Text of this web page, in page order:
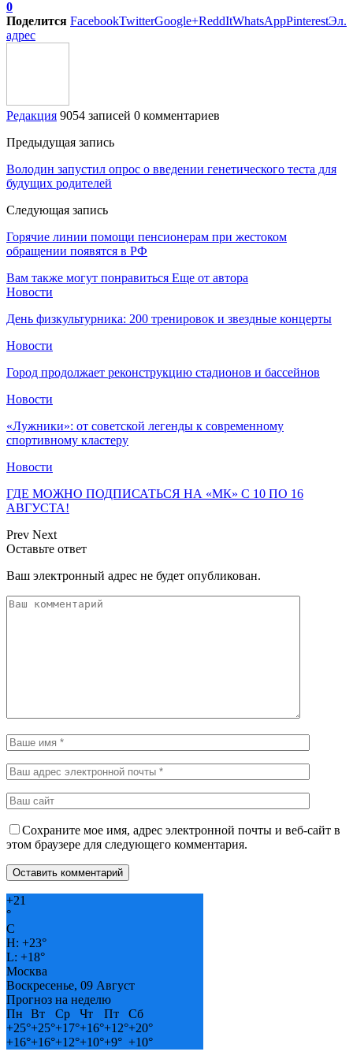
0
Поделится FacebookTwitterGoogle+ReddItWhatsAppPinterestЭл.
адрес
Редакция 9054 записей 0 комментариев
Предыдущая запись
Володин запустил опрос о введении генетического теста для
будущих родителей
Следующая запись
Горячие линии помощи пенсионерам при жестоком
обращении появятся в РФ
Вам также могут понравиться Еще от автора
Новости
День физкультурника: 200 тренировок и звездные концерты
Новости
Город продолжает реконструкцию стадионов и бассейнов
Новости
«Лужники»: от советской легенды к современному
спортивному кластеру
Новости
ГДЕ МОЖНО ПОДПИСАТЬСЯ НА «МК» С 10 ПО 16
АВГУСТА!
Prev Next
Оставьте ответ
Ваш электронный адрес не будет опубликован.
Сохраните мое имя, адрес электронной почты и веб-сайт в
этом браузере для следующего комментария.
+21
°
C
H: +23°
L: +18°
Москва
Воскресенье, 09 Август
Прогноз на неделю
Пн
Вт Ср Чт Пт
Сб
+25°+25°+17°+16°+12°+20°
+16°+16°+12°+10°+9° +10°